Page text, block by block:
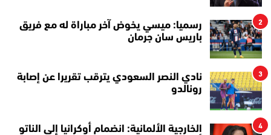
2
رسميا: ميسي يخوض آخر مباراة له مع فريق
باريس سان جرمان
3
نادي النصر السعودي يترقب تقريرا عن إصابة
رونالدو
4
الخارجية الألمانية: انضمام أوكرانيا إلى الناتو